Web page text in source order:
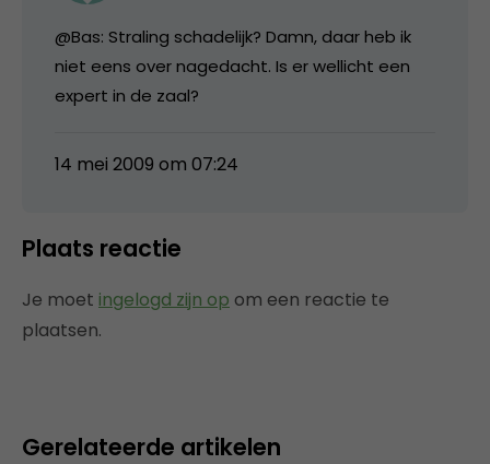
@Bas: Straling schadelijk? Damn, daar heb ik
niet eens over nagedacht. Is er wellicht een
expert in de zaal?
14 mei 2009 om 07:24
Plaats reactie
Je moet ingelogd zijn op om een reactie te
plaatsen.
Gerelateerde artikelen